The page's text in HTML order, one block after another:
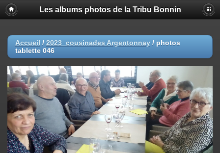
Les albums photos de la Tribu Bonnin
Accueil / 2023_cousinades Argentonnay / photos
tablette 046